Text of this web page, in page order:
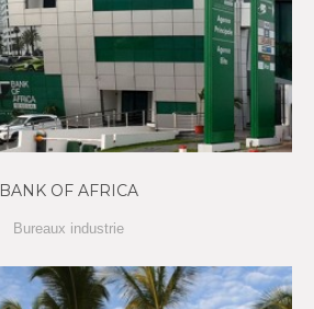
BANK OF AFRICA
Bureaux industrie